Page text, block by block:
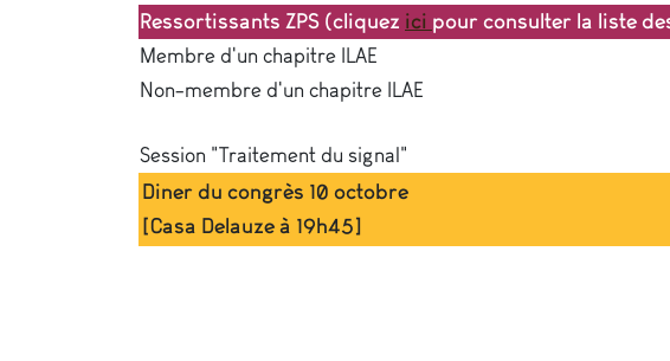
Ressortissants ZPS (cliquez ici pour consulter la liste
Membre d'un chapitre ILAE
Non-membre d'un chapitre ILAE
Session "Traitement du signal"
Diner du congrès 10 octobre
[Casa Delauze à 19h45]